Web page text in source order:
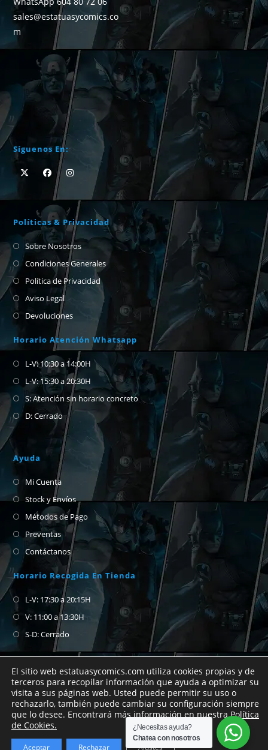
Si no encuentras el cómic que buscas no
dudes en abrirnos un chat de whatsapp para
preguntar.
sales@estatuasycomics.co
m
Síguenos En:
Políticas & Privacidad
Sobre Nosotros
Condiciones Generales
Política de Privacidad
Aviso Legal
Devoluciones
Horario Atención Whatsapp
L-V: 10:30 a 14:00H
L-V: 15:30 a 20:30H
S: Atención sin horario concreto
D: Cerrado
Ayuda
Mi Cuenta
Stock y Envíos
Métodos de Pago
Preventas
Contáctanos
Horario Recogida En Tienda
L-V: 17:30 a 20:15H
V: 11:00 a 13:30H
S-D: Cerrado
Copyright Estatuas y Cómics 2026
El sitio web estatuasycomics.com utiliza cookies propias y de
terceros para recopilar información que ayuda a optimizar su
visita a sus páginas web. Usted puede permitir su uso o
rechazarlo, también puede cambiar su configuración siempre
que lo desee. Encontrará más información en nuestraPolítica
de Cookies.
Aceptar Rechazar Ajustes
¿Necesitas ayuda?
Chatea con nosotros